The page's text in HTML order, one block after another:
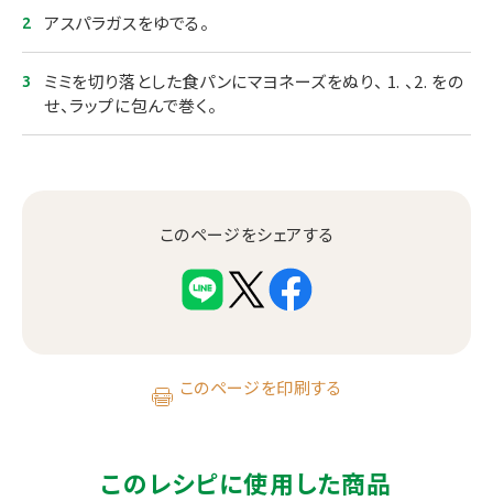
アスパラガスをゆでる。
ミミを切り落とした食パンにマヨネーズをぬり、 1. 、2. をの
せ、ラップに包んで巻く。
このページをシェアする
このページを印刷する
このレシピに使用した商品